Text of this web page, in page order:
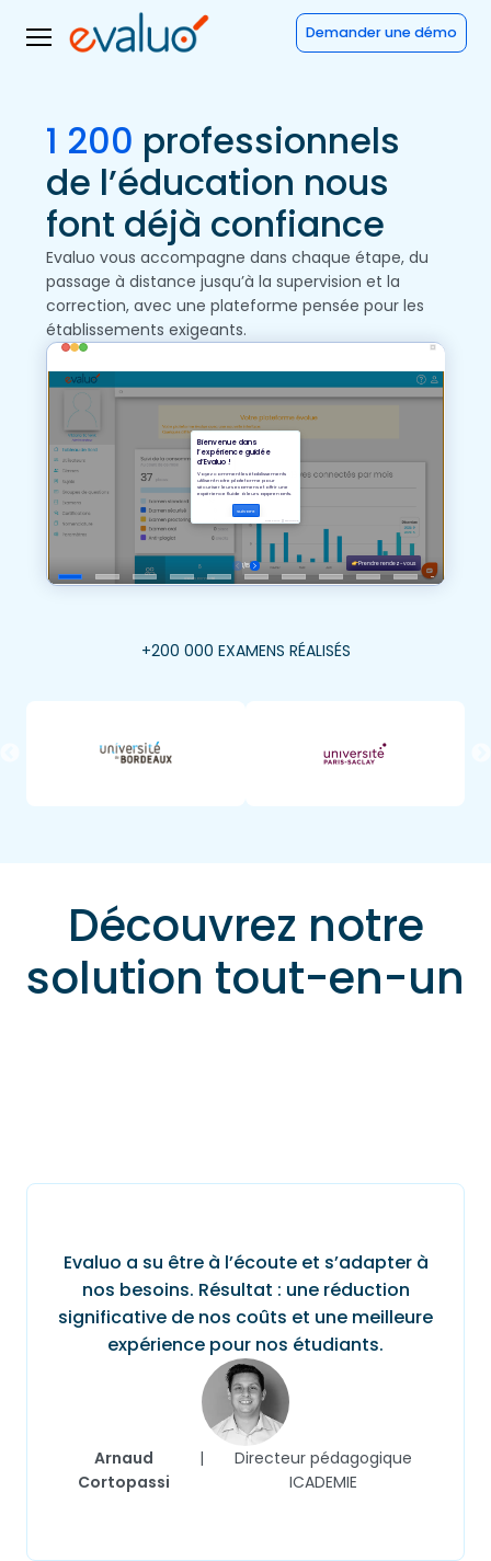
Demander une démo
1 200 professionnels
de l’éducation nous
font déjà confiance
Evaluo vous accompagne dans chaque étape, du
passage à distance jusqu’à la supervision et la
correction, avec une plateforme pensée pour les
établissements exigeants.
+200 000 EXAMENS RÉALISÉS
Découvrez notre
solution tout-en-un
Evaluo a su être à l’écoute et s’adapter à
nos besoins. Résultat : une réduction
significative de nos coûts et une meilleure
expérience pour nos étudiants.
Arnaud
Cortopassi
|
Directeur pédagogique
ICADEMIE